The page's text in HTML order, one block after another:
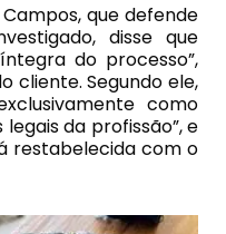
que defende
disse que
do processo”,
cliente. Segundo ele,
como
da profissão”, e
restabelecida com o